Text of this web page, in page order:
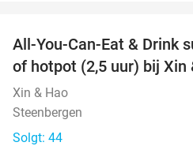
DAG
All-You-Can-Eat & Drink
of hotpot (2,5 uur) bij Xin
Xin & Hao
Steenbergen
Solgt: 44